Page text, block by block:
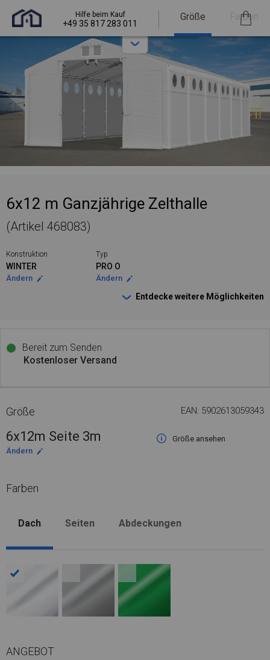
Hilfe beim Kauf
+49 35 817 283 011
Größe Farben
6x12 m Ganzjährige Zelthalle
(Artikel 468083)
Konstruktion
WINTER
Ändern
Typ
PRO O
Ändern
Entdecke weitere Möglichkeiten
Bereit zum Senden
Kostenloser Versand
Größe EAN: 5902613059343
6x12m Seite 3m
Größe ansehen
Ändern
Farben
Dach Seiten Abdeckungen
ANGEBOT